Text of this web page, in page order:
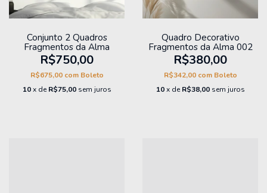
Conjunto 2 Quadros
Fragmentos da Alma
R$750,00
R$675,00 com Boleto
10 x de R$75,00 sem juros
Quadro Decorativo
Fragmentos da Alma 002
R$380,00
R$342,00 com Boleto
10 x de R$38,00 sem juros